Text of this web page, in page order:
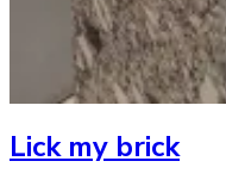
Lick my brick